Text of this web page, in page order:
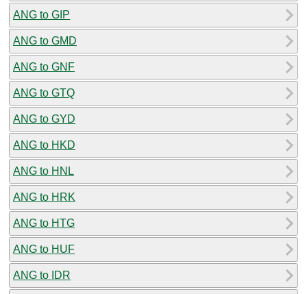
ANG to GIP
ANG to GMD
ANG to GNF
ANG to GTQ
ANG to GYD
ANG to HKD
ANG to HNL
ANG to HRK
ANG to HTG
ANG to HUF
ANG to IDR